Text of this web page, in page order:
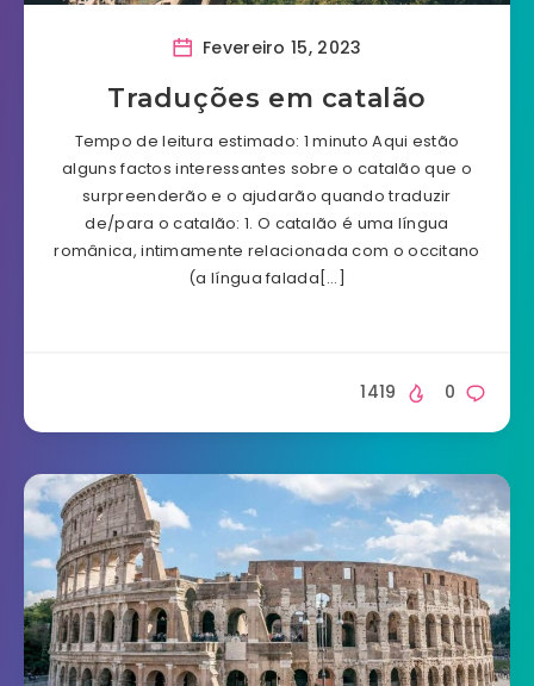
Fevereiro 15, 2023
Traduções em catalão
Tempo de leitura estimado: 1 minuto Aqui estão
alguns factos interessantes sobre o catalão que o
surpreenderão e o ajudarão quando traduzir
de/para o catalão: 1. O catalão é uma língua
românica, intimamente relacionada com o occitano
(a língua falada[…]
0
1419